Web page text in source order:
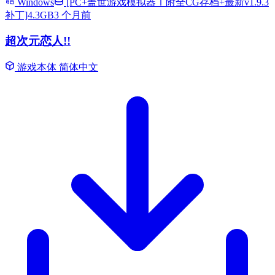
补丁]4.3GB3 个月前
超次元恋人!!
游戏本体 简体中文